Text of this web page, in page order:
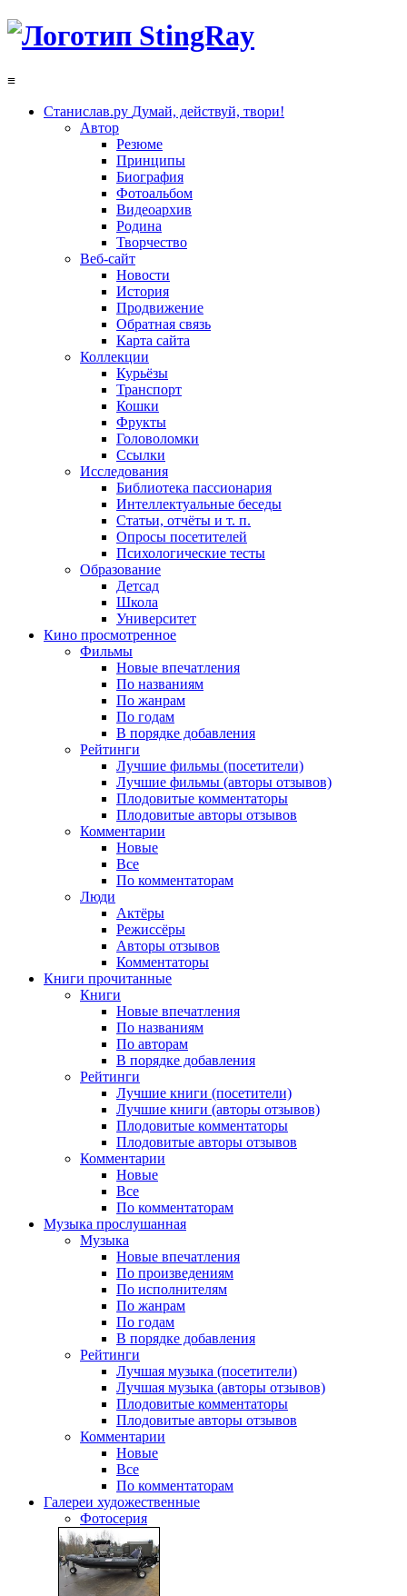
≡
Станислав.ру Думай, действуй, твори!
Автор
Резюме
Принципы
Биография
Фотоальбом
Видеоархив
Родина
Творчество
Веб-сайт
Новости
История
Продвижение
Обратная связь
Карта сайта
Коллекции
Курьёзы
Транспорт
Кошки
Фрукты
Головоломки
Ссылки
Исследования
Библиотека пассионария
Интеллектуальные беседы
Статьи, отчёты и т. п.
Опросы посетителей
Психологические тесты
Образование
Детсад
Школа
Университет
Кино просмотренное
Фильмы
Новые впечатления
По названиям
По жанрам
По годам
В порядке добавления
Рейтинги
Лучшие фильмы (посетители)
Лучшие фильмы (авторы отзывов)
Плодовитые комментаторы
Плодовитые авторы отзывов
Комментарии
Новые
Все
По комментаторам
Люди
Актёры
Режиссёры
Авторы отзывов
Комментаторы
Книги прочитанные
Книги
Новые впечатления
По названиям
По авторам
В порядке добавления
Рейтинги
Лучшие книги (посетители)
Лучшие книги (авторы отзывов)
Плодовитые комментаторы
Плодовитые авторы отзывов
Комментарии
Новые
Все
По комментаторам
Музыка прослушанная
Музыка
Новые впечатления
По произведениям
По исполнителям
По жанрам
По годам
В порядке добавления
Рейтинги
Лучшая музыка (посетители)
Лучшая музыка (авторы отзывов)
Плодовитые комментаторы
Плодовитые авторы отзывов
Комментарии
Новые
Все
По комментаторам
Галереи художественные
Фотосерия